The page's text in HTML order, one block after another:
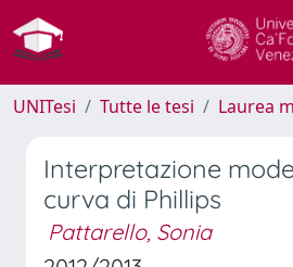
UNITesi Tutte le tesi Laurea
Interpretazione
curva di Phillips
Pattarello, Sonia